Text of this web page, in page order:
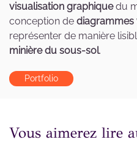
visualisation graphiquedu
conception de
représenter de manière
minière du sous-sol.
Portfolio
Vous aimerez lire